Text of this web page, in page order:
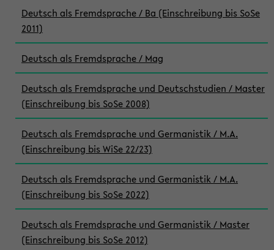
Deutsch als Fremdsprache / Ba (Einschreibung bis SoSe
2011)
Deutsch als Fremdsprache / Mag
Deutsch als Fremdsprache und Deutschstudien / Master
(Einschreibung bis SoSe 2008)
Deutsch als Fremdsprache und Germanistik / M.A.
(Einschreibung bis WiSe 22/23)
Deutsch als Fremdsprache und Germanistik / M.A.
(Einschreibung bis SoSe 2022)
Deutsch als Fremdsprache und Germanistik / Master
(Einschreibung bis SoSe 2012)